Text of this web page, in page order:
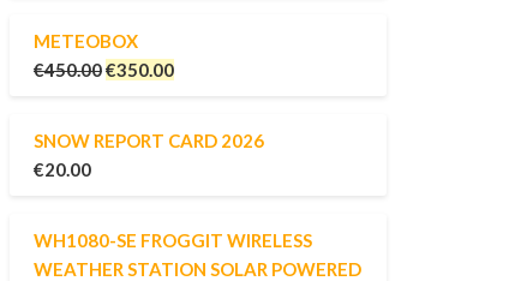
METEOBOX
€450.00€350.00
SNOW REPORT CARD 2026
€20.00
WH1080-SE FROGGIT WIRELESS
WEATHER STATION SOLAR POWERED